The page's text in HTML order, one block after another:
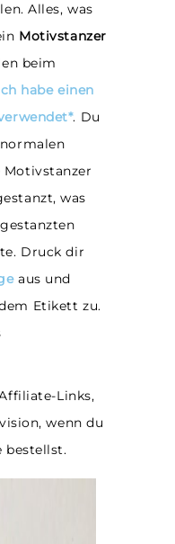
Alles, was
Motivstanzer
beim
habe einen
. Du
was
Druck dir
aus und
Etikett zu.
Links,
wenn du
bestellst.